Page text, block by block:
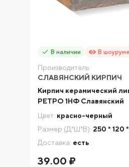
В наличии В шоуруме
Производитель:
СЛАВЯНСКИЙ КИРПИЧ
Кирпич керамический
РЕТРО 1НФ Славянский
Цвет: красно-черный
Размер (Д*Ш*В): 250 * 120
Доставка: есть
39.00 ₽